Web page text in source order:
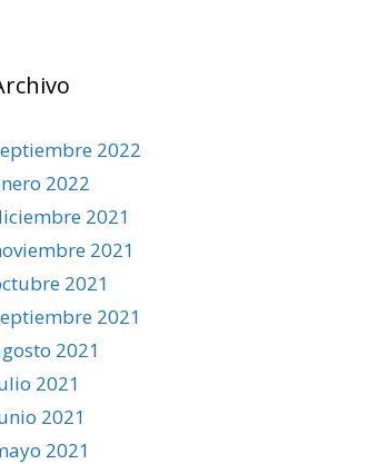
2022
2022
2021
2021
2021
2021
2021
2021
2021
2021